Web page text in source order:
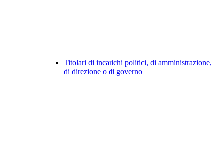
Titolari di incarichi politici, di amministrazione,
di direzione o di governo